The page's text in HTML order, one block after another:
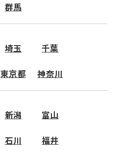
群馬
埼玉 千葉
東京都 神奈川
新潟 富山
石川 福井